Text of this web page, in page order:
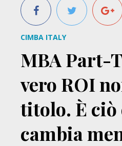
CIMBA ITALY
MBA Part-
vero ROI
titolo. È ciò
cambia